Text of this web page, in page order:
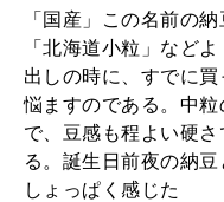
「国産」この名前の
「北海道小粒」など
出しの時に、すでに
悩ますのである。中
で、豆感も程よい硬
る。誕生日前夜の納
しょっぱく感じた